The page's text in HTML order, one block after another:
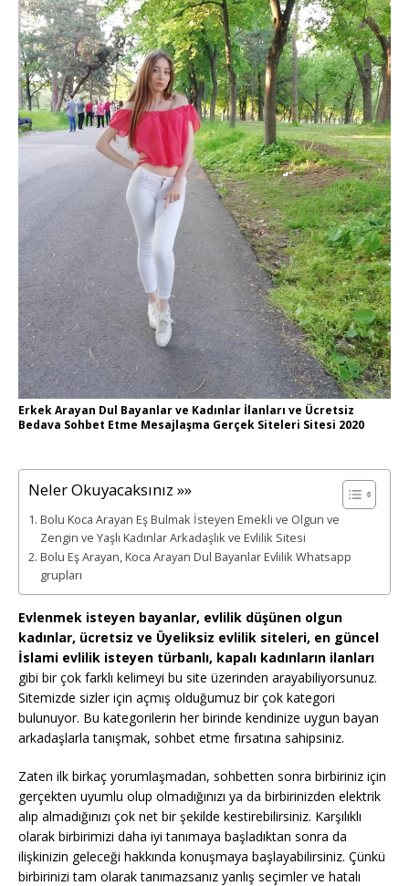
Erkek Arayan Dul Bayanlar ve Kadınlar İlanları ve Ücretsiz
Bedava Sohbet Etme Mesajlaşma Gerçek Siteleri Sitesi 2020
Neler Okuyacaksınız »»
Bolu Koca Arayan Eş Bulmak İsteyen Emekli ve Olgun ve
Zengin ve Yaşlı Kadınlar Arkadaşlık ve Evlilik Sitesi
Bolu Eş Arayan, Koca Arayan Dul Bayanlar Evlilik Whatsapp
grupları
Evlenmek isteyen bayanlar, evlilik düşünen olgun
kadınlar, ücretsiz ve Üyeliksiz evlilik siteleri, en güncel
İslami evlilik isteyen türbanlı, kapalı kadınların ilanları
gibi bir çok farklı kelimeyi bu site üzerinden arayabiliyorsunuz.
Sitemizde sizler için açmış olduğumuz bir çok kategori
bulunuyor. Bu kategorilerin her birinde kendinize uygun bayan
arkadaşlarla tanışmak, sohbet etme fırsatına sahipsiniz.
Zaten ilk birkaç yorumlaşmadan, sohbetten sonra birbiriniz için
gerçekten uyumlu olup olmadığınızı ya da birbirinizden elektrik
alıp almadığınızı çok net bir şekilde kestirebilirsiniz. Karşılıklı
olarak birbirimizi daha iyi tanımaya başladıktan sonra da
ilişkinizin geleceği hakkında konuşmaya başlayabilirsiniz. Çünkü
birbirinizi tam olarak tanımazsanız yanlış seçimler ve hatalı